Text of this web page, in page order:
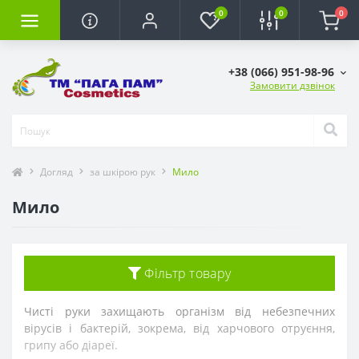
0 0 0
+38 (066) 951-98-96
Замовити дзвінок
Догляд за шкірою рук Мило
Мило
Фільтр товару
Чисті руки захищають організм від небезпечних
вірусів і бактерій, зокрема, від харчового отруєння,
грипу або діареї.